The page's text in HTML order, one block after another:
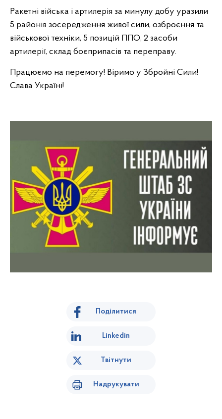
Ракетні війська і артилерія за минулу добу уразили
5 районів зосередження живої сили, озброєння та
військової техніки, 5 позицій ППО, 2 засоби
артилерії, склад боєприпасів та переправу.
Працюємо на перемогу! Віримо у Збройні Сили!
Слава Україні!
Поділитися
Linkedin
Твітнути
Надрукувати